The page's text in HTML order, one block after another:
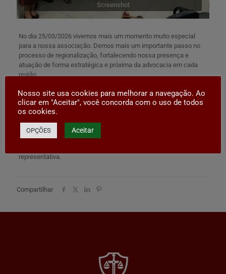
Screenshot
No dia 25/03/2026 vivemos mais um momento muito especial
para a nossa associação. Demos mais um importante passo no
processo de regionalização, fortalecendo nossa presença e
atuação de forma estratégica e próxima da advocacia em cada
região.
Com grande alegria, realizamos a nomeação do Dr. Marcelo de
Maman Furtado como representante regional na Cidade de
Maravilha, um nome que certamente agrega compromisso,
Seguimos firmes, ampliando caminhos, aproximando colegas e
representativa.
Compartilhar
Nosso site usa cookies para melhorar a navegação. Ao
clicar em "Aceitar", você concorda com o uso de todos
os cookies.
OPÇÕES Aceitar